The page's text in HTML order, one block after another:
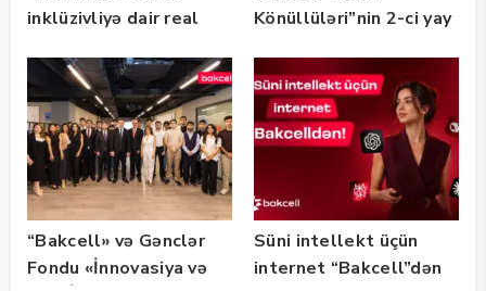
inklüzivliyə dair real
təqdim edilir
Könüllüləri”nin 2-ci yay
olub — FOTO
“Bakcell» və Gənclər
Fondu «İnnovasiya və
Süni intellekt üçün
internet “Bakcell”dən